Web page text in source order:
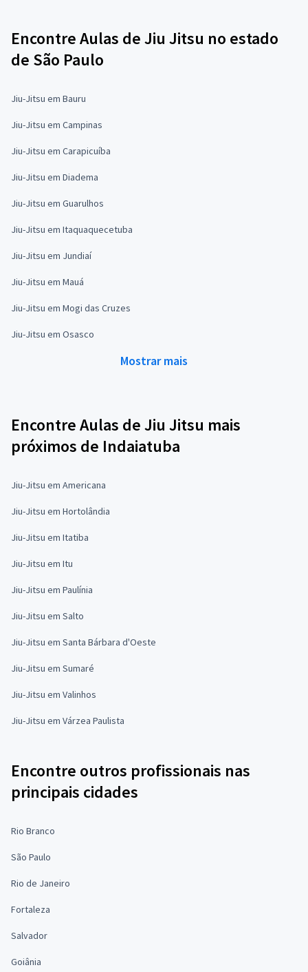
Encontre Aulas de Jiu Jitsu no estado
de São Paulo
Jiu-Jitsu em Bauru
Jiu-Jitsu em Campinas
Jiu-Jitsu em Carapicuíba
Jiu-Jitsu em Diadema
Jiu-Jitsu em Guarulhos
Jiu-Jitsu em Itaquaquecetuba
Jiu-Jitsu em Jundiaí
Jiu-Jitsu em Mauá
Jiu-Jitsu em Mogi das Cruzes
Jiu-Jitsu em Osasco
Mostrar mais
Encontre Aulas de Jiu Jitsu mais
próximos de Indaiatuba
Jiu-Jitsu em Americana
Jiu-Jitsu em Hortolândia
Jiu-Jitsu em Itatiba
Jiu-Jitsu em Itu
Jiu-Jitsu em Paulínia
Jiu-Jitsu em Salto
Jiu-Jitsu em Santa Bárbara d'Oeste
Jiu-Jitsu em Sumaré
Jiu-Jitsu em Valinhos
Jiu-Jitsu em Várzea Paulista
Encontre outros profissionais nas
principais cidades
Rio Branco
São Paulo
Rio de Janeiro
Fortaleza
Salvador
Goiânia